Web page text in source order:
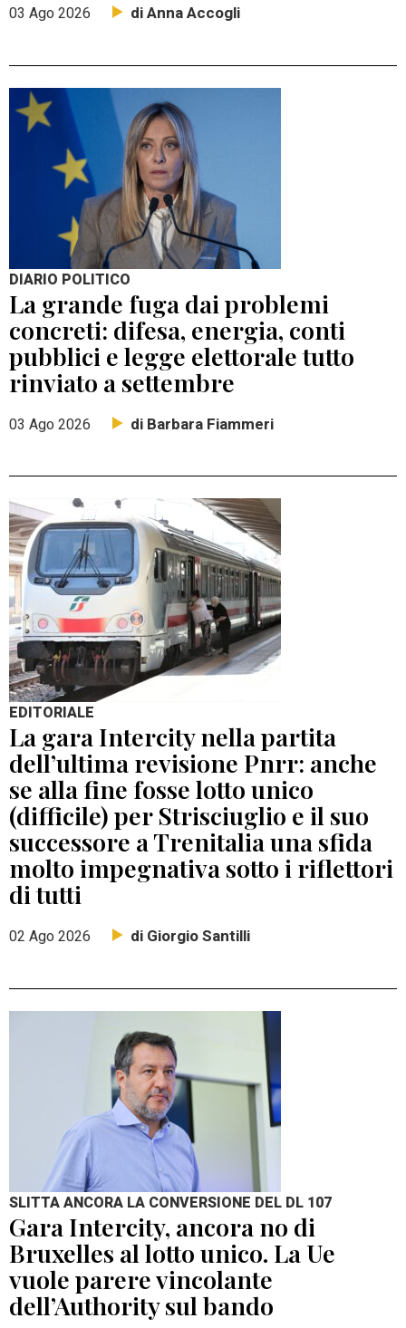
03 Ago 2026 di Anna Accogli
DIARIO POLITICO
La grande fuga dai problemi
concreti: difesa, energia, conti
pubblici e legge elettorale tutto
rinviato a settembre
03 Ago 2026 di Barbara Fiammeri
EDITORIALE
La gara Intercity nella partita
dell’ultima revisione Pnrr: anche
se alla fine fosse lotto unico
(difficile) per Strisciuglio e il suo
successore a Trenitalia una sfida
molto impegnativa sotto i riflettori
di tutti
02 Ago 2026 di Giorgio Santilli
SLITTA ANCORA LA CONVERSIONE DEL DL 107
Gara Intercity, ancora no di
Bruxelles al lotto unico. La Ue
vuole parere vincolante
dell’Authority sul bando